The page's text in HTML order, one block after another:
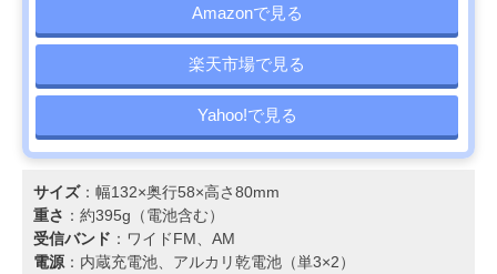
Amazonで見る
楽天市場で見る
Yahoo!で見る
サイズ：幅132×奥行58×高さ80mm
重さ ：約395g（電池含む）
受信バンド ：ワイドFM、AM
電源 ：内蔵充電池、アルカリ乾電池（単3×2）